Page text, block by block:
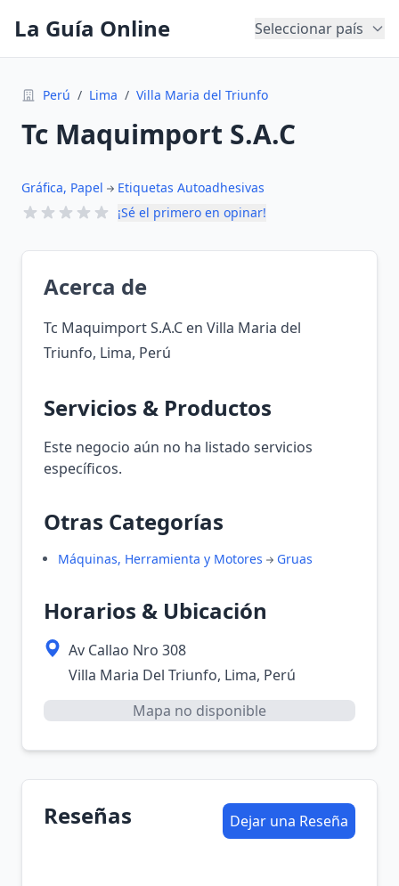
La Guía Online Seleccionar país
Perú / Lima / Villa Maria del Triunfo
Tc Maquimport S.A.C
Gráfica, Papel
Etiquetas Autoadhesivas
¡Sé el primero en opinar!
Acerca de
Tc Maquimport S.A.C en Villa Maria del
Triunfo, Lima, Perú
Servicios & Productos
Este negocio aún no ha listado servicios
específicos.
Otras Categorías
Máquinas, Herramienta y Motores Gruas
Horarios & Ubicación
Av Callao Nro 308
Villa Maria Del Triunfo, Lima, Perú
Mapa no disponible
Reseñas Dejar una Reseña